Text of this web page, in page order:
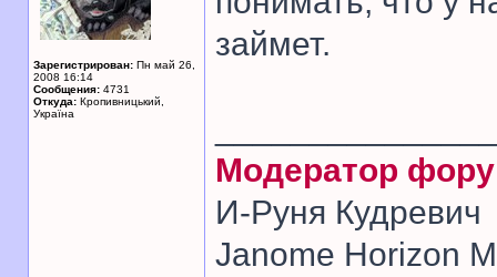
Зарегистрирован: Пн май 26,
2008 16:14
Сообщения: 4731
Откуда: Кропивницький,
Україна
займет.
Модератор
И-Руня Кудревич
Janome Horizon